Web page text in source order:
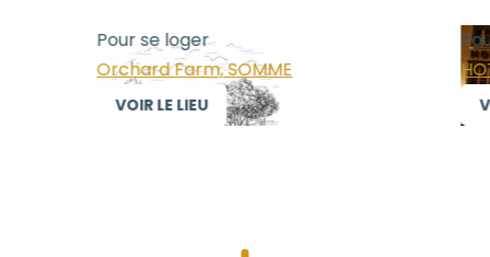
Pour se loger
Orchard Farm, SOMME
VOIR LE LIEU